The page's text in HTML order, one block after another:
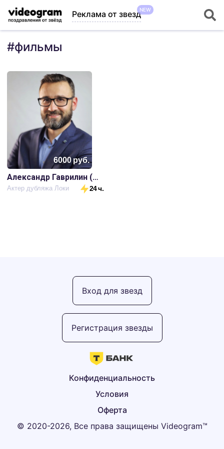
Реклама от звездNEW
#фильмы
6000руб.
Александр Гаврилин (голос Локи)
Актер дубляжа Локи 24 ч.
© 2020-2026, Все права защищены Videogram™
Оферта
Условия
Конфиденциальность
Регистрация звезды
Вход для звезд